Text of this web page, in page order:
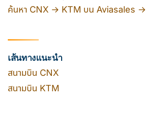
ค้นหา CNX → KTM บน Aviasales →
เส้นทางแนะนำ
สนามบิน CNX
สนามบิน KTM